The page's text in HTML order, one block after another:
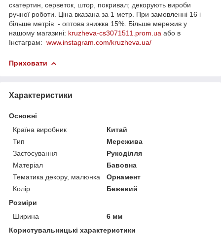
скатертин, серветок, штор, покривал; декорують вироби
ручної роботи. Ціна вказана за 1 метр. При замовленні 16 і
більше метрів - оптова знижка 15%. Більше мережив у
нашому магазині: kruzheva-cs3071511.prom.ua або в
Інстаграм: www.instagram.com/kruzheva.ua/
Приховати
Характеристики
Основні
Країна виробник
Китай
Тип
Мережива
Застосування
Рукоділля
Матеріал
Бавовна
Тематика декору, малюнка
Орнамент
Колір
Бежевий
Розміри
Ширина
6 мм
Користувальницькі характеристики